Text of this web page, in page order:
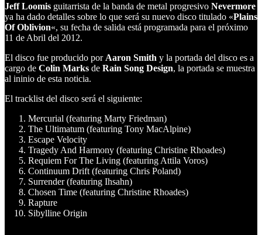
Jeff Loomis guitarrista de la banda de metal progresivo Nevermore
ya ha dado detalles sobre lo que será su nuevo disco titulado «Plains
Of Oblivion«, su fecha de salida está programada para el próximo
11 de Abril del 2012.
El disco fue producido por Aaron Smith y la portada del disco es a
cargo de Colin Marks de Rain Song Design, la portada se muestra
al ininio de esta noticia.
El tracklist del disco será el siguiente:
Mercurial (featuring Marty Friedman)
The Ultimatum (featuring Tony MacAlpine)
Escape Velocity
Tragedy And Harmony (featuring Christine Rhoades)
Requiem For The Living (featuring Attila Voros)
Continuum Drift (featuring Chris Poland)
Surrender (featuring Ihsahn)
Chosen Time (featuring Christine Rhoades)
Rapture
Sibylline Origin